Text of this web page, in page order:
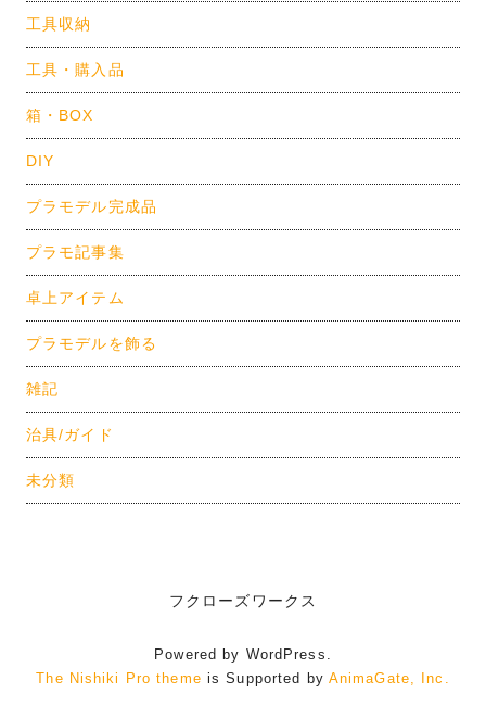
工具収納
工具・購入品
箱・BOX
DIY
プラモデル完成品
プラモ記事集
卓上アイテム
プラモデルを飾る
雑記
治具/ガイド
未分類
フクローズワークス
Powered by WordPress.
The Nishiki Pro theme is Supported by AnimaGate, Inc.